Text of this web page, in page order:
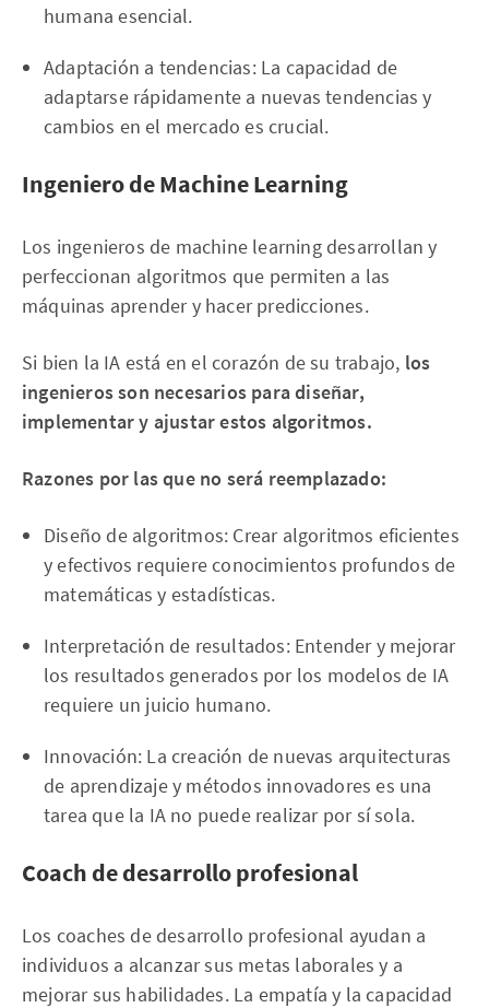
humana esencial.
Adaptación a tendencias: La capacidad de
adaptarse rápidamente a nuevas tendencias y
cambios en el mercado es crucial.
Ingeniero de Machine Learning
Los ingenieros de machine learning desarrollan y
perfeccionan algoritmos que permiten a las
máquinas aprender y hacer predicciones.
Si bien la IA está en el corazón de su trabajo, los
ingenieros son necesarios para diseñar,
implementar y ajustar estos algoritmos.
Razones por las que no será reemplazado:
Diseño de algoritmos: Crear algoritmos eficientes
y efectivos requiere conocimientos profundos de
matemáticas y estadísticas.
Interpretación de resultados: Entender y mejorar
los resultados generados por los modelos de IA
requiere un juicio humano.
Innovación: La creación de nuevas arquitecturas
de aprendizaje y métodos innovadores es una
tarea que la IA no puede realizar por sí sola.
Coach de desarrollo profesional
Los coaches de desarrollo profesional ayudan a
individuos a alcanzar sus metas laborales y a
mejorar sus habilidades. La empatía y la capacidad